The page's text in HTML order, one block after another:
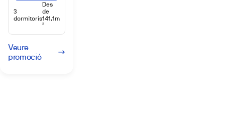
3
dormitoris
Des
de
141,1m
2
Veure
promoció